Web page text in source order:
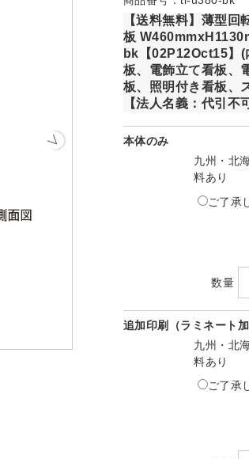
【送料無料】薄型
板
bk【02P12Oct15】(
板、電飾立て看板、
板、照明付き看板、
【法人名義：代引不
本体のみ
九州・北
料あり
ご了承
数量
追加印刷（ラミネート
九州・北
料あり
ご了承